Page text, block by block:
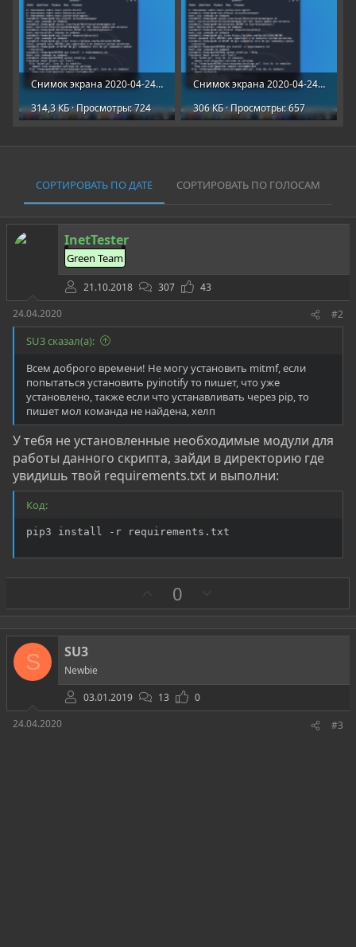
Снимок экрана 2020-04-24 в 22.07.12.png
314,3 КБ · Просмотры: 724
Снимок экрана 2020-04-24 в 22.11.14.png
306 КБ · Просмотры: 657
СОРТИРОВАТЬ ПО ДАТЕ СОРТИРОВАТЬ ПО ГОЛОСАМ
InetTester
Green Team
21.10.2018 307
43
24.04.2020
#2
SU3 сказал(а):
Всем доброго времени! Не могу установить mitmf, если
попытаться установить pyinotify то пишет, что уже
установлено, также если что устанавливать через pip, то
пишет мол команда не найдена, хелп
У тебя не установленные необходимые модули для
работы данного скрипта, зайди в директорию где
увидишь твой requirements.txt и выполни:
Код:
pip3 install -r requirements.txt
а
0
р
о
в
S SU3
Newbie
03.01.2019
13
0
24.04.2020
#3